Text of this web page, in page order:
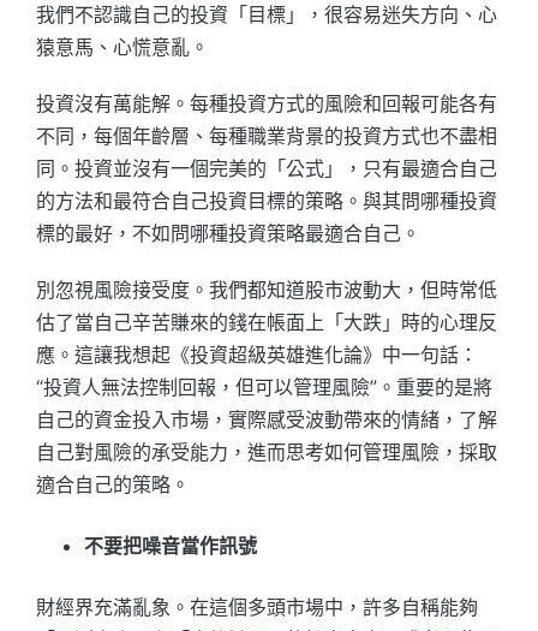
我們不認識自己的投資「目標」，很容易迷失方向、心
猿意馬、心慌意亂。
投資沒有萬能解。每種投資方式的風險和回報可能各有
不同，每個年齡層、每種職業背景的投資方式也不盡相
同。投資並沒有一個完美的「公式」，只有最適合自己
的方法和最符合自己投資目標的策略。與其問哪種投資
標的最好，不如問哪種投資策略最適合自己。
別忽視風險接受度。我們都知道股市波動大，但時常低
估了當自己辛苦賺來的錢在帳面上「大跌」時的心理反
應。這讓我想起《投資超級英雄進化論》中一句話：
“投資人無法控制回報，但可以管理風險”。重要的是將
自己的資金投入市場，實際感受波動帶來的情緒，了解
自己對風險的承受能力，進而思考如何管理風險，採取
適合自己的策略。
不要把噪音當作訊號
財經界充滿亂象。在這個多頭市場中，許多自稱能夠